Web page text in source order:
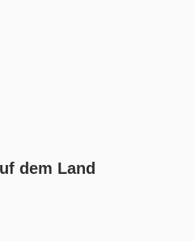
dem Land